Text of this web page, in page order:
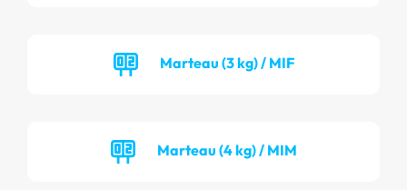
Marteau (3 kg) / MIF
Marteau (4 kg) / MIM